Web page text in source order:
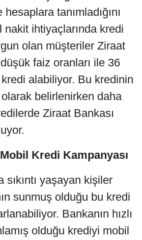
hesaplara tanımladığını
nakit ihtiyaçlarında kredi
olan müşteriler Ziraat
faiz oranları ile 36
alabiliyor. Bu kredinin
belirlenirken daha
Ziraat Bankası
Kredi Kampanyası
yaşayan kişiler
sunmuş olduğu bu kredi
Bankanın hızlı
olduğu krediyi mobil